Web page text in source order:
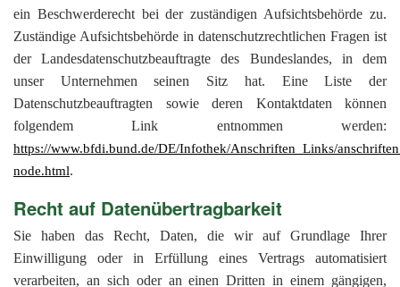
ein Beschwerderecht bei der zuständigen Aufsichtsbehörde zu.
Zuständige Aufsichtsbehörde in datenschutzrechtlichen Fragen ist
der Landesdatenschutzbeauftragte des Bundeslandes, in dem
unser Unternehmen seinen Sitz hat. Eine Liste der
Datenschutzbeauftragten sowie deren Kontaktdaten können
folgendem Link entnommen werden:
https://www.bfdi.bund.de/DE/Infothek/Anschriften_Links/
node.html.
Recht auf Datenübertragbarkeit
Sie haben das Recht, Daten, die wir auf Grundlage Ihrer
Einwilligung oder in Erfüllung eines Vertrags automatisiert
verarbeiten, an sich oder an einen Dritten in einem gängigen,